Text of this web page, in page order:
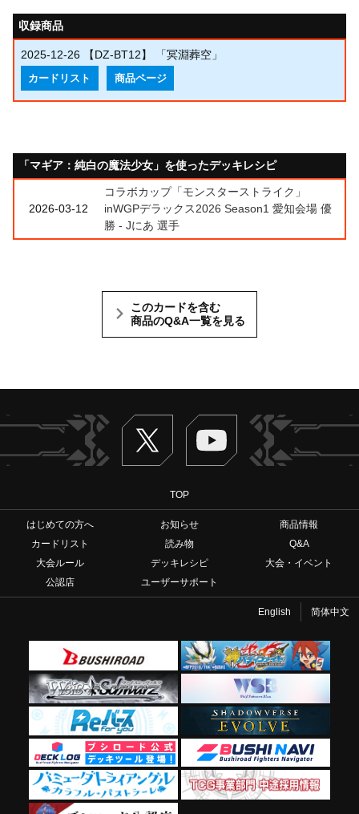
収録商品
2025-12-26 【DZ-BT12】 「冥淵葬空」
カードリスト 商品ページ
「マギア：純白の魔法少女」を使ったデッキレシピ
2026-03-12
コラボカップ「モンスターストライク」
inWGPデラックス2026 Season1 愛知会場 優
勝 - Jにあ 選手
このカードを含む
商品のQ&A一覧を見る
Twitter ヴァンガードch
TOP
はじめての方へ お知らせ
商品情報
カードリスト
読み物
Q&A
大会ルール
デッキレシピ
大会・イベント
公認店
ユーザーサポート
English 简体中文